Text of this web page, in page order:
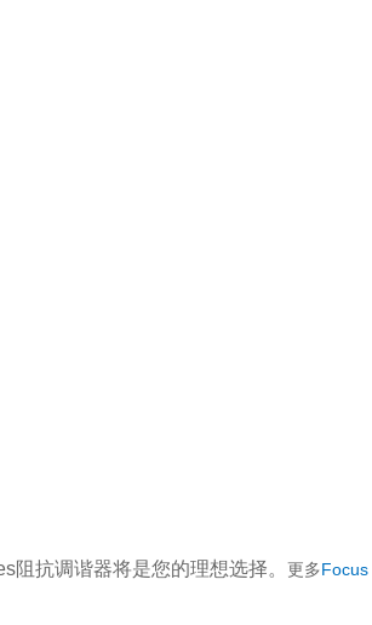
抗调谐器将是您的理想选择。 更多